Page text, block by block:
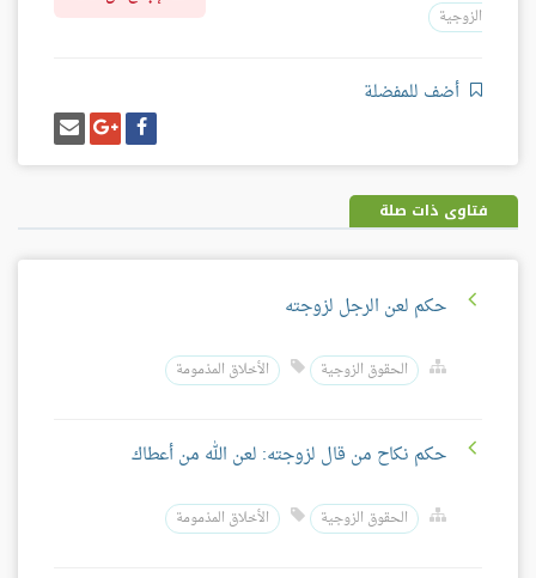
الزوجية
أضف للمفضلة
شارك
على
فيسبوك
شارك
على
غوغل
بلس
إرسل
إيميل
فتاوى ذات صلة
حكم لعن الرجل لزوجته
الحقوق الزوجية الأخلاق المذمومة
حكم نكاح من قال لزوجته: لعن الله من أعطاك
الحقوق الزوجية الأخلاق المذمومة